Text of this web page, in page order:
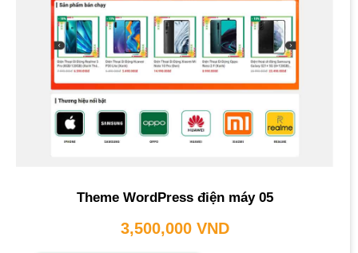
Theme WordPress điện máy 05
3,500,000 VND